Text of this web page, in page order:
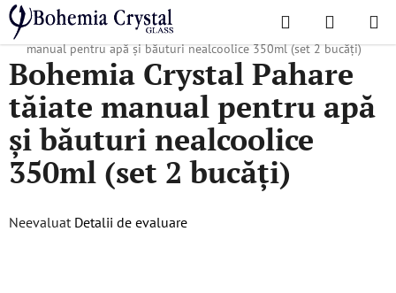
Treci
conținut
Căutare
DE
Acasă
/ Cea mai luxoasă colecție
Bohemia Crystal Pahare tăiate
manual pentru apă și băuturi nealcoolice 350ml (set 2 bucăți)
Bohemia Crystal Pahare
tăiate manual pentru apă
și băuturi nealcoolice
350ml (set 2 bucăți)
Evaluarea
Neevaluat Detalii de evaluare